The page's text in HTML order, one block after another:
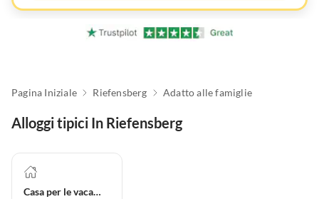
Pagina Iniziale Riefensberg Adatto alle famiglie
Alloggi tipici In Riefensberg
Casa per le vacanze